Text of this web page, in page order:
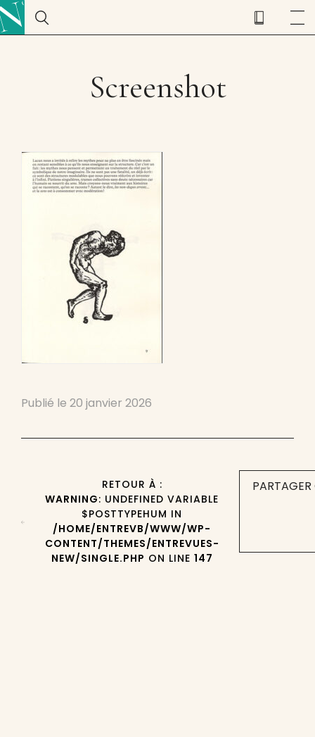
Screenshot
Publié le 20 janvier 2026
RETOUR À :
WARNING: UNDEFINED VARIABLE
$POSTTYPEHUM IN
/HOME/ENTREVB/WWW/WP-
CONTENT/THEMES/ENTREVUES-
NEW/SINGLE.PHP ON LINE 147